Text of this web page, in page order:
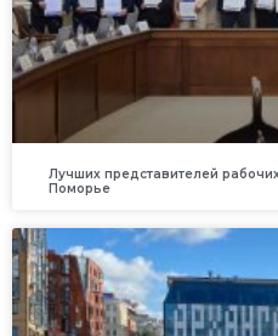
Лучших представителей
Поморье